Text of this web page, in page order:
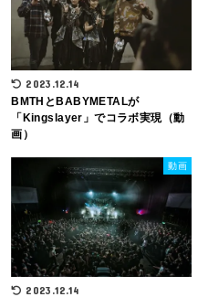
2023.12.14
BMTHとBABYMETALが
「Kingslayer」でコラボ実現（動
画）
動画
2023.12.14